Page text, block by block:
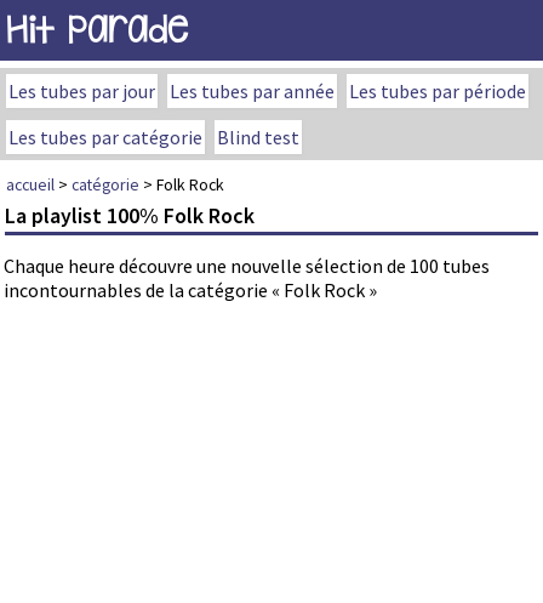
Hit Parade
Les tubes par jour Les tubes par année
Les tubes par période
Les tubes par catégorie
Blind test
accueil > catégorie > Folk Rock
La playlist 100% Folk Rock
Chaque heure découvre une nouvelle sélection de 100 tubes
incontournables de la catégorie « Folk Rock »